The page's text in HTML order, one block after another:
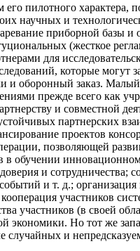
его пилотного
научных и
приборной базы
(жесткое
для
которые могут
и оборонный заказ.
прежде всего как
и совместной
партнерских
проектов
позволяющей
в обучении
и
и т. д.;
участников
участников (в своей
экономики. Но тот же
случайных и